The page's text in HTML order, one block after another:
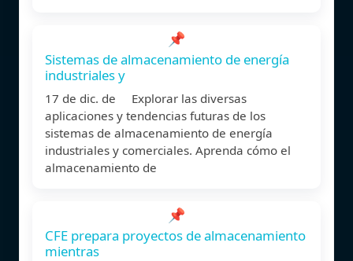
📌
Sistemas de almacenamiento de energía
industriales y
17 de dic. de Explorar las diversas
aplicaciones y tendencias futuras de los
sistemas de almacenamiento de energía
industriales y comerciales. Aprenda cómo el
almacenamiento de
📌
CFE prepara proyectos de almacenamiento
mientras